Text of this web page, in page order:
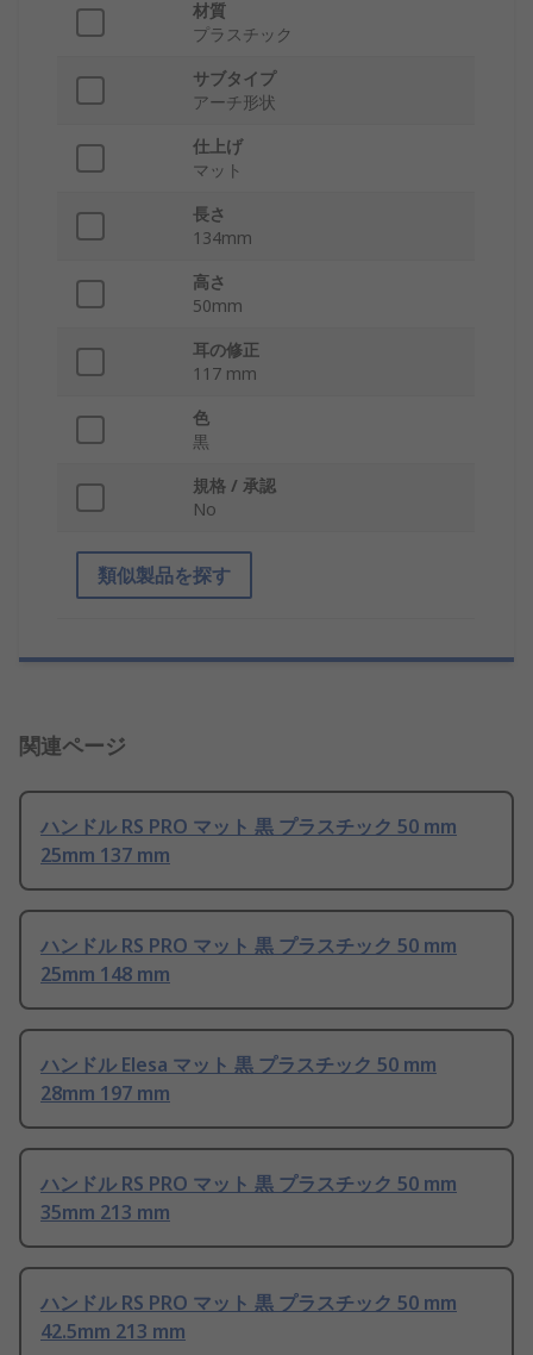
材質
プラスチック
サブタイプ
アーチ形状
仕上げ
マット
長さ
134mm
高さ
50mm
耳の修正
117 mm
色
黒
規格 / 承認
No
類似製品を探す
関連ページ
ハンドル RS PRO マット 黒 プラスチック 50 mm
25mm 137 mm
ハンドル RS PRO マット 黒 プラスチック 50 mm
25mm 148 mm
ハンドル Elesa マット 黒 プラスチック 50 mm
28mm 197 mm
ハンドル RS PRO マット 黒 プラスチック 50 mm
35mm 213 mm
ハンドル RS PRO マット 黒 プラスチック 50 mm
42.5mm 213 mm